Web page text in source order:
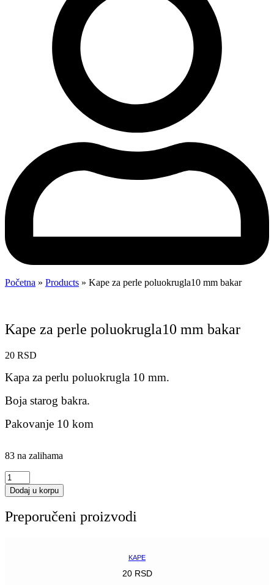
Početna » Products » Kape za perle poluokrugla10 mm bakar
Kape za perle poluokrugla10 mm bakar
20 RSD
Kapa za perlu poluokrugla 10 mm.
Boja starog bakra.
Pakovanje 10 kom
83 na zalihama
Kape
za
perle
poluokrugla10
mm
Dodaj u korpu
Preporučeni proizvodi
KAPE
20 RSD